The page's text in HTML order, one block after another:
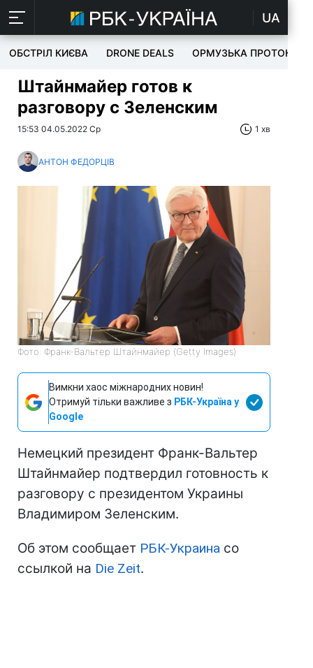
UA
ОБСТРІЛ КИЄВА DRONE DEALS ОРМУЗЬКА ПРОТОКА
Штайнмайер готов к
разговору с Зеленским
15:53 04.05.2022 Ср 1 хв
АНТОН ФЕДОРЦІВ
Фото: Франк-Вальтер Штайнмайер (Getty Images)
Вимкни хаос міжнародних новин!
Отримуй тільки важливе з РБК-Україна у
Google
Немецкий президент Франк-Вальтер
Штайнмайер подтвердил готовность к
разговору с президентом Украины
Владимиром Зеленским.
Об этом сообщает РБК-Украина со
ссылкой на Die Zeit.